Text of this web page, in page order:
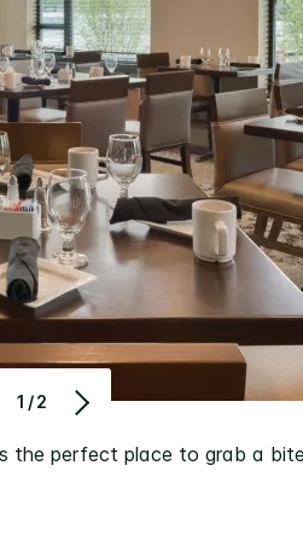
the perfect place to grab a
1/2